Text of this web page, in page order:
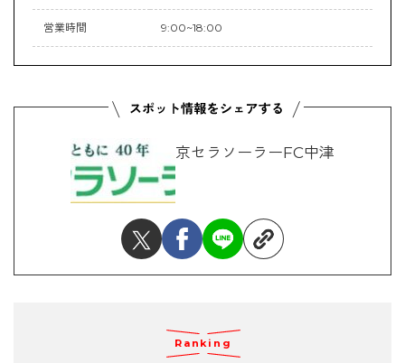
営業時間 9:00~18:00
京セラソーラーFC中津
Ranking